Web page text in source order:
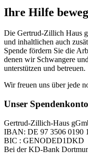
Ihre Hilfe
Die Gertrud-Zillich Haus
und inhaltlichen auch
Spende fördern Sie die
denen wir Schwangere
unterstützen und betreuen.
Wir freuen uns über jede
Unser Spendenkonto
Gertrud-Zillich-Haus
IBAN: DE 97 3506 0190
BIC : GENODED1DKD
Bei der KD-Bank